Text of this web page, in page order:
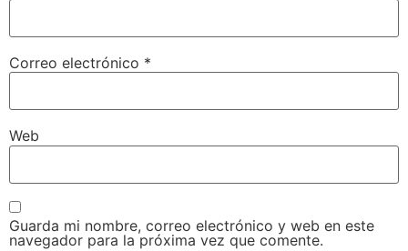
Correo electrónico *
Web
Guarda mi nombre, correo electrónico y web en este
navegador para la próxima vez que comente.